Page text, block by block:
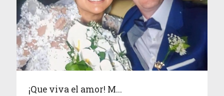
¡Que viva el amor! M...